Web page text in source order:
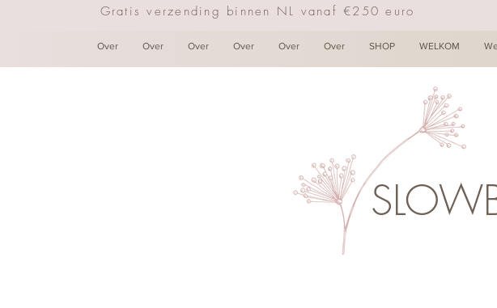
Gratis verzending binnen NL vanaf €250 euro
Over Over Over Over Over Over SHOP WELKOM